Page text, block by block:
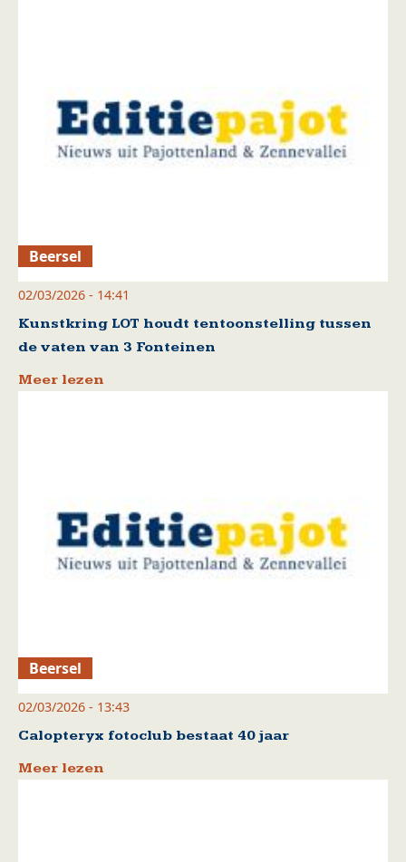
Beersel
02/03/2026 - 14:41
Kunstkring LOT houdt tentoonstelling tussen
de vaten van 3 Fonteinen
Meer lezen
Beersel
02/03/2026 - 13:43
Calopteryx fotoclub bestaat 40 jaar
Meer lezen